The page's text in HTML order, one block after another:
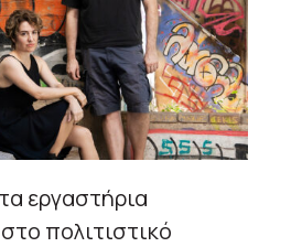
εργαστήρια
πολιτιστικό